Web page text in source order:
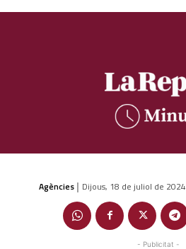
Agències | Dijous, 18 de juliol de 2024
- Publicitat -